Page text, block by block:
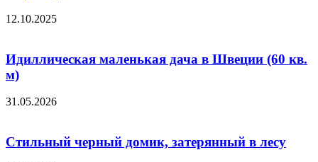
12.10.2025
Идиллическая маленькая дача в Швеции (60 кв.
м)
31.05.2026
Стильный черный домик, затерянный в лесу